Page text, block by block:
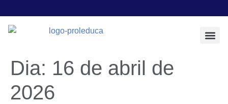
Dia: 16 de abril de
2026